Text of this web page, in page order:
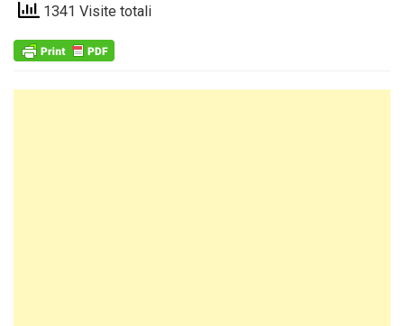
1341 Visite totali